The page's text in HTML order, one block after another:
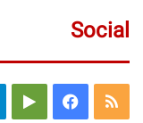
Social
RSS